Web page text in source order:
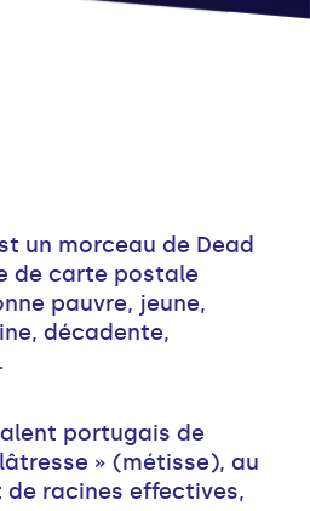
un morceau de Dead
de carte postale
pauvre, jeune,
décadente,
portugais de
» (métisse), au
de racines effectives,